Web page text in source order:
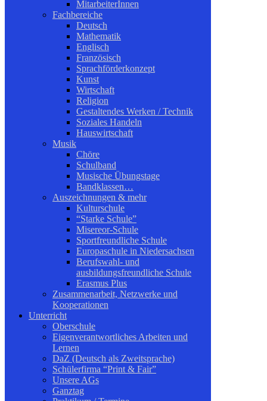
MitarbeiterInnen
Fachbereiche
Deutsch
Mathematik
Englisch
Französisch
Sprachförderkonzept
Kunst
Wirtschaft
Religion
Gestaltendes Werken / Technik
Soziales Handeln
Hauswirtschaft
Musik
Chöre
Schulband
Musische Übungstage
Bandklassen…
Auszeichnungen & mehr
Kulturschule
“Starke Schule”
Misereor-Schule
Sportfreundliche Schule
Europaschule in Niedersachsen
Berufswahl- und
ausbildungsfreundliche Schule
Erasmus Plus
Zusammenarbeit, Netzwerke und
Kooperationen
Unterricht
Oberschule
Eigenverantwortliches Arbeiten und
Lernen
DaZ (Deutsch als Zweitsprache)
Schülerfirma “Print & Fair”
Unsere AGs
Ganztag